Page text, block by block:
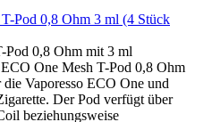
Pod 0,8 Ohm 3 ml (4 Stück
Pod 0,8 Ohm mit 3 ml
One Mesh T-Pod 0,8 Ohm
Vaporesso ECO One und
Der Pod verfügt über
beziehungsweise